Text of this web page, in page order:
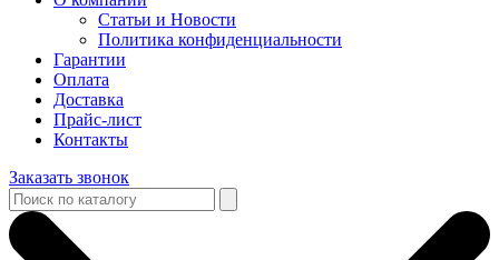
Статьи и Новости
Политика конфиденциальности
Гарантии
Оплата
Доставка
Прайс-лист
Контакты
Заказать звонок